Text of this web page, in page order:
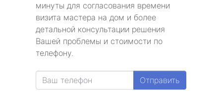
минуты для согласования времени
визита мастера на дом и более
детальной консультации решения
Вашей проблемы и стоимости по
телефону.
Отправить